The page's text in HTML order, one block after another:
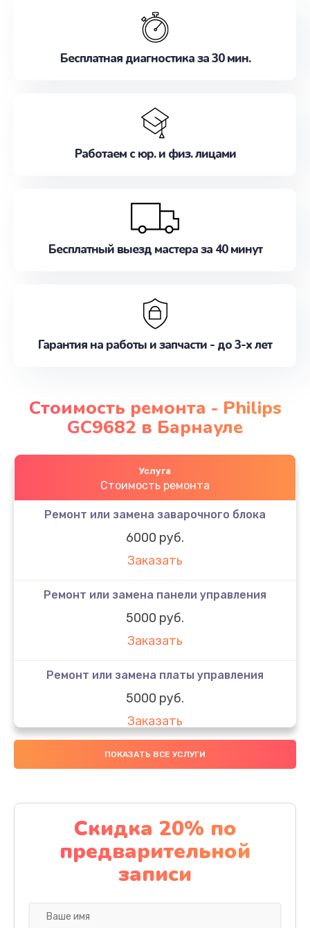
наилучшим образом. Не медлите записаться на
Бесплатная диагностика за 30 мин.
Работаем с юр. и физ. лицами
Бесплатный выезд мастера за 40 минут
Гарантия на работы и запчасти - до 3-х лет
Стоимость ремонта - Philips
GC9682 в Барнауле
Услуга
Стоимость ремонта
Ремонт или замена заварочного блока
6000 руб.
Заказать
Ремонт или замена панели управления
5000 руб.
Заказать
Ремонт или замена платы управления
5000 руб.
Заказать
Ремонт или замена термоблока
Заказать
Ремонт привода варочного блока
4000 руб.
Заказать
ПОКАЗАТЬ ВСЕ УСЛУГИ
Скидка 20% по
предварительной
записи